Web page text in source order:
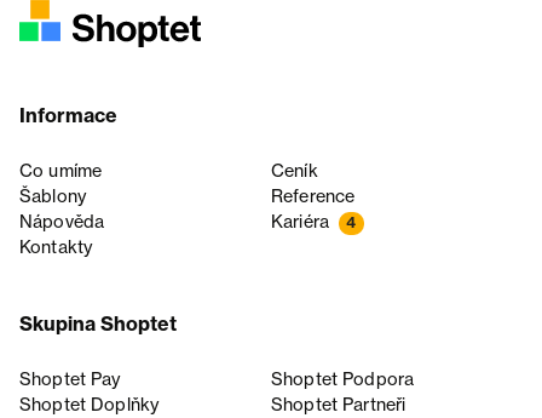
Informace
Co umíme
Ceník
Šablony
Reference
Nápověda
Kariéra 4
Kontakty
Skupina Shoptet
Shoptet Pay
Shoptet Podpora
Shoptet Doplňky
Shoptet Partneři